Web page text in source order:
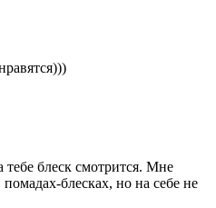
блеск смотрится. Мне
блесках, но на себе не